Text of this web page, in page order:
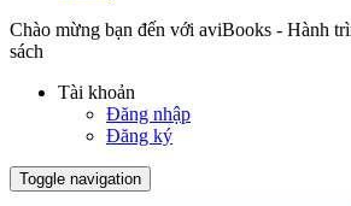
Chào mừng bạn đến với aviBooks - Hành
sách
Tài khoản
Đăng nhập
Đăng ký
Toggle navigation